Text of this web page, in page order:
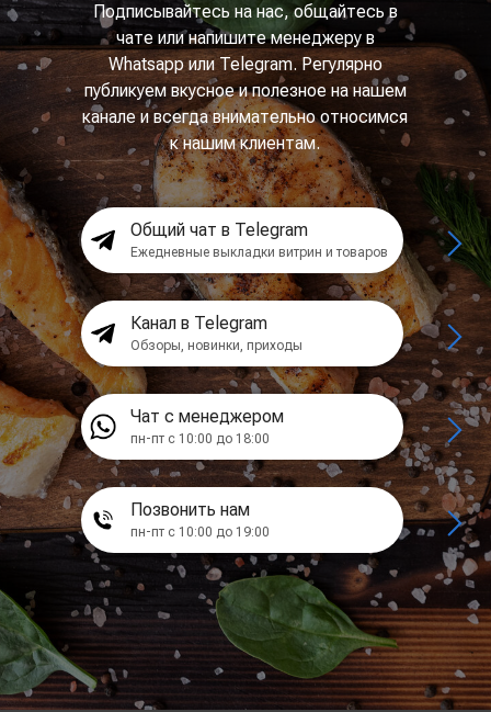
Подписывайтесь на нас, общайтесь в
чате или напишите менеджеру в
Whatsapp или Telegram. Регулярно
публикуем вкусное и полезное на нашем
канале и всегда внимательно относимся
к нашим клиентам.
Общий чат в Telegram
Ежедневные выкладки витрин и товаров
Канал в Telegram
Обзоры, новинки, приходы
Чат с менеджером
пн-пт с 10:00 до 18:00
Позвонить нам
пн-пт с 10:00 до 19:00